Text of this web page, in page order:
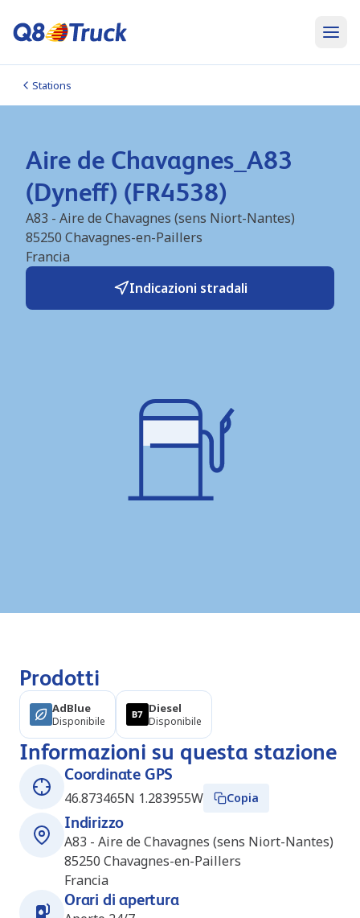
Stations
Aire de Chavagnes_A83
(Dyneff) (FR4538)
A83 - Aire de Chavagnes (sens Niort-Nantes)
85250 Chavagnes-en-Paillers
Francia
Indicazioni stradali
Prodotti
AdBlue
Disponibile
Diesel
Disponibile
Informazioni su questa stazione
Coordinate GPS
46.873465N 1.283955W
Copia
Indirizzo
A83 - Aire de Chavagnes (sens Niort-Nantes)
85250 Chavagnes-en-Paillers
Francia
Orari di apertura